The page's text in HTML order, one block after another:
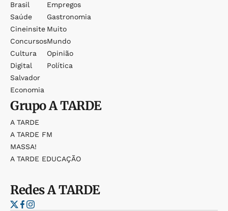
Brasil
Saúde
Cineinsite
Concursos
Cultura
Digital
Salvador
Economia
Empregos
Gastronomia
Muito
Mundo
Opinião
Política
GrupoA TARDE
A TARDE
A TARDE FM
MASSA!
A TARDE EDUCAÇÃO
RedesA TARDE